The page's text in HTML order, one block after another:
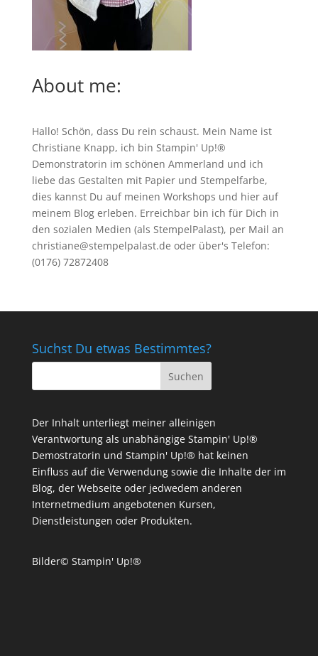
About me:
Hallo! Schön, dass Du rein schaust. Mein Name ist
Christiane Knapp, ich bin Stampin' Up!®
Demonstratorin im schönen Ammerland und ich
liebe das Gestalten mit Papier und Stempelfarbe,
dies kannst Du auf meinen Workshops und hier auf
meinem Blog erleben. Erreichbar bin ich für Dich in
den sozialen Medien (als StempelPalast), per Mail an
christiane@stempelpalast.de oder über's Telefon:
(0176) 72872408
Suchst Du etwas Bestimmtes?
Der Inhalt unterliegt meiner alleinigen
Verantwortung als unabhängige Stampin' Up!®
Demostratorin und Stampin' Up!® hat keinen
Einfluss auf die Verwendung sowie die Inhalte der im
Blog, der Webseite oder jedwedem anderen
Internetmedium angebotenen Kursen,
Dienstleistungen oder Produkten.
Bilder© Stampin' Up!®